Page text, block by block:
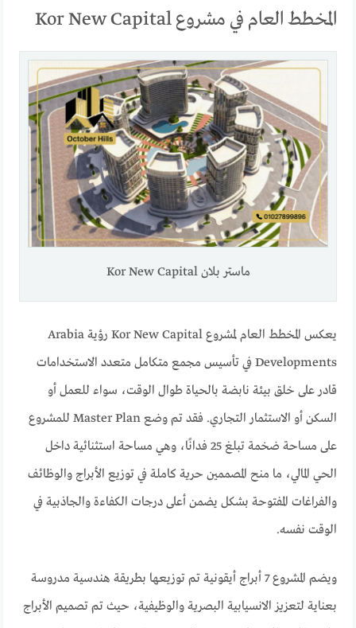
المخطط العام في مشروع Kor New Capital
ماستر بلان Kor New Capital
يعكس المخطط العام لمشروع Kor New Capital رؤية Arabia
Developments في تأسيس مجمع متكامل متعدد الاستخدامات
قادر على خلق بيئة نابضة بالحياة طوال الوقت، سواء للعمل أو
السكن أو الاستثمار التجاري. فقد تم وضع Master Plan للمشروع
على مساحة ضخمة تبلغ 25 فدانًا، وهي مساحة استثنائية داخل
الحي المالي، ما منح المصممين حرية كاملة في توزيع الأبراج والوظائف
والفراغات المفتوحة بشكل يضمن أعلى درجات الكفاءة والجاذبية في
الوقت نفسه.
ويضم المشروع 7 أبراج أيقونية تم توزيعها بطريقة هندسية مدروسة
بعناية لتعزيز الانسيابية البصرية والوظيفية، حيث تم تصميم الأبراج